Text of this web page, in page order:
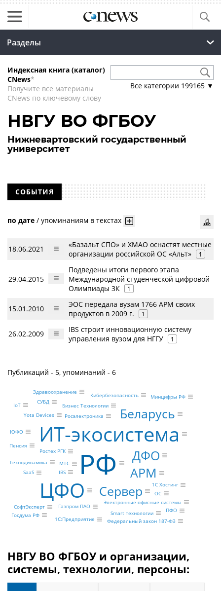
Разделы
Индексная книга (каталог)
CNews*
Получите все материалы
CNews по ключевому слову
Все категории 199165 ▼
НВГУ ВО ФГБОУ
Нижневартовский государственный
университет
СОБЫТИЯ
по дате / упоминаниям в текстах
18.06.2021
«Базальт СПО» и ХМАО оснастят местные
организации российской ОС «Альт»
1
29.04.2015
Подведены итоги первого этапа
Международной студенческой цифровой
Олимпиады 3К
1
15.01.2010
ЭОС передала вузам 1766 АРМ своих
продуктов в 2009 г.
1
26.02.2009
IBS строит инновационную систему
управления вузом для НГГУ
1
Публикаций - 5, упоминаний - 6
РФ
ИТ-экосистема
ЦФО Сервер
АРМ
Беларусь
ДФО
Ростех РГК
МТС
IBS
Электронные офисные системы
Росэлектроника
Yota Devices
Технодинамика
СофтЭксперт
Бизнес Технологии
Газпром ПАО
Госдума РФ
ОС
Smart технологии
СУБД
IoT
SaaS
1С Хостинг
1С:Предприятие
ЮФО
ПФО
Минцифры РФ
Кибербезопасность
Здравоохранение
Пенсия
Федеральный закон 187-ФЗ
НВГУ ВО ФГБОУ и организации,
системы, технологии, персоны: